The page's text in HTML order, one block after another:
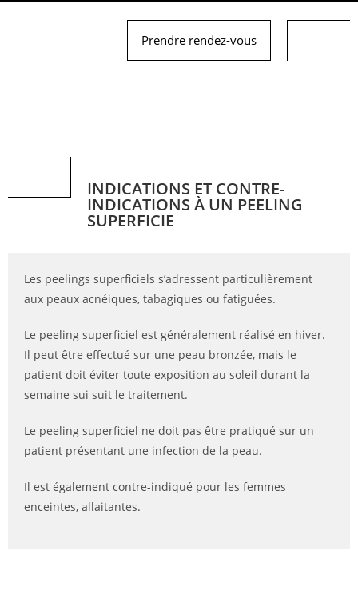
Prendre rendez-vous
INDICATIONS ET CONTRE-
INDICATIONS À UN PEELING
SUPERFICIE
Les peelings superficiels s’adressent particulièrement
aux peaux acnéiques, tabagiques ou fatiguées.
Le peeling superficiel est généralement réalisé en hiver.
Il peut être effectué sur une peau bronzée, mais le
patient doit éviter toute exposition au soleil durant la
semaine sui suit le traitement.
Le peeling superficiel ne doit pas être pratiqué sur un
patient présentant une infection de la peau.
Il est également contre-indiqué pour les femmes
enceintes, allaitantes.